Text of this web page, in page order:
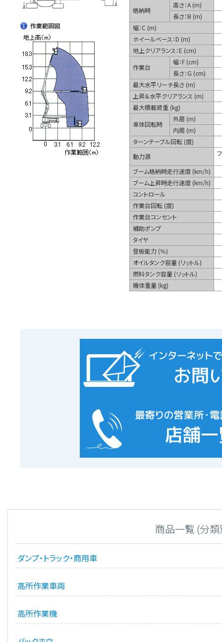
作業範囲図
格納時
高さ：A (m)
長さ：B (m)
幅：C (m)
ホイールベース：D (m)
地上クリアランス：E (cm)
作業台
幅：F (cm)
長さ：G (cm)
最大水平リーチ長さ (m)
上昇＆水平クリアランス (m)
最大積載荷重 (kg)
車体回転時
外周 (m)
内周 (m)
ターンテーブル回転 (度)
動力源
ブーム格納時走行速度 (km/h)
ブーム上昇時走行速度 (km/h)
コントロール
作業台回転 (度)
作業台コンセント
補助ポンプ
タイヤ
登板能力 (％)
オイルタンク容量 (リットル)
燃料タンク容量 (リットル)
機体重量 (kg)
商品一覧 (分
ダンプ・トラック・商用車
高所作業車両
高所作業機